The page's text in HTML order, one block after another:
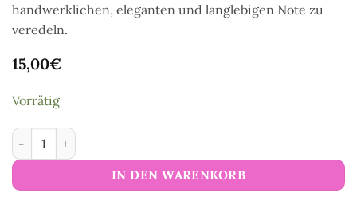
handwerklichen, eleganten und langlebigen Note zu
veredeln.
15,00€
Vorrätig
Ovale Taschengriffe aus Holz Menge
IN DEN WARENKORB